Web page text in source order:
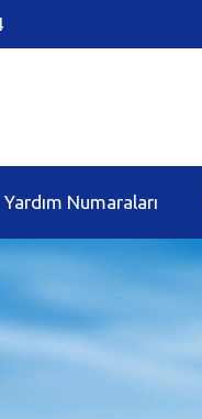
Yardım Numaraları